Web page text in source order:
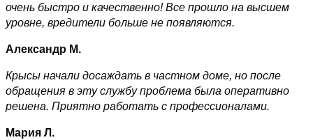
очень быстро и качественно! Все прошло на высшем
уровне, вредители больше не появляются.
Александр М.
Крысы начали досаждать в частном доме, но после
обращения в эту службу проблема была оперативно
решена. Приятно работать с профессионалами.
Мария Л.